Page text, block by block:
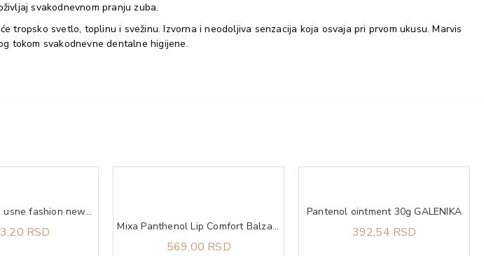
svakodnevnom pranju zuba.
tropsko svetlo, toplinu i svežinu. Izvorna i neodoljiva senzacija koja osvaja pri prvom ukusu. Marvis
tokom svakodnevne dentalne higijene.
DIVAGE Ruž za usne fashion news nude rose 05
RSD Mixa Panthenol Lip Comfort Balzam za negu usana i područja oko nosa 10 ml
569,00 RSD
Pantenol ointment 30g GALENIKA
392,54 RSD